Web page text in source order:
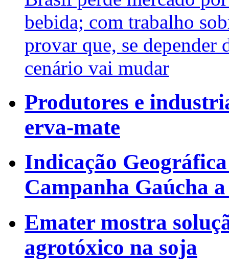
bebida; com trabalho
provar que, se depender
cenário vai mudar
Produtores e
erva-mate
Indicação
Campanha Gaúcha
Emater mostra
agrotóxico na soja